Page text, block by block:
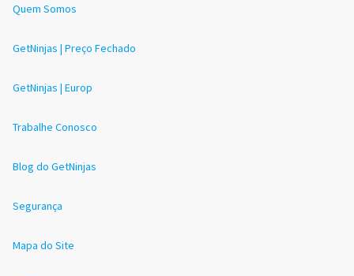
Quem Somos
GetNinjas | Preço Fechado
GetNinjas | Europ
Trabalhe Conosco
Blog do GetNinjas
Segurança
Mapa do Site